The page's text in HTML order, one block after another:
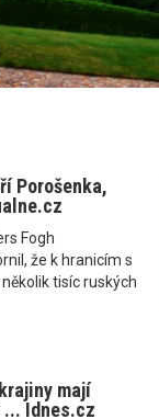
Porošenka,
Fogh
že k hranicím s
tisíc ruských
mají
Idnes.cz